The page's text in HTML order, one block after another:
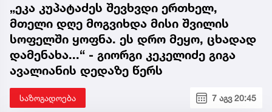
„ეკა კუპატაძეს შევხვდი ერთხელ,
მთელი დღე მოგვიხდა მისი შვილის
სოფელში ყოფნა. ეს დრო მეყო, ცხადად
დამენახა...“ - გიორგი კეკელიძე გიგა
ავალიანის დედაზე წერს
საზოგადოება 7 აგვ 20:45